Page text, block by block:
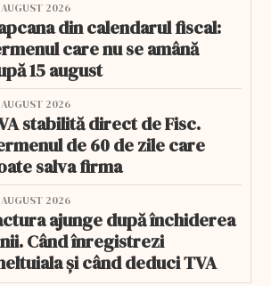
2026
din calendarul fiscal:
care nu se amână
15 august
2026
stabilită direct de Fisc.
de 60 de zile care
salva firma
2026
ajunge după închiderea
Când înregistrezi
și când deduci TVA